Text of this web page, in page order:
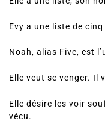
Evy a une liste de cinq
Noah, alias Five, est
Elle veut se venger. Il
Elle désire les voir
vécu.